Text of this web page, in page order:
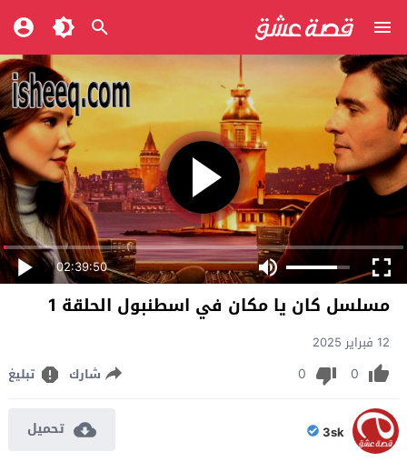
02:39:50
مسلسل كان يا مكان في اسطنبول الحلقة 1
12 فبراير 2025
0
0 شارك تبليغ
3sk تحميل